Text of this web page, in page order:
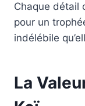
Chaque détail
pour un
indélébile
La